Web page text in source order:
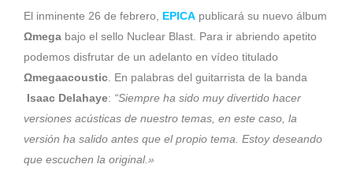
El inminente 26 de febrero, EPICA publicará su nuevo álbum
Ωmega bajo el sello Nuclear Blast. Para ir abriendo apetito
podemos disfrutar de un adelanto en vídeo titulado
Ωmegaacoustic. En palabras del guitarrista de la banda
Isaac Delahaye: “Siempre ha sido muy divertido hacer
versiones acústicas de nuestro temas, en este caso, la
versión ha salido antes que el propio tema. Estoy deseando
que escuchen la original.»